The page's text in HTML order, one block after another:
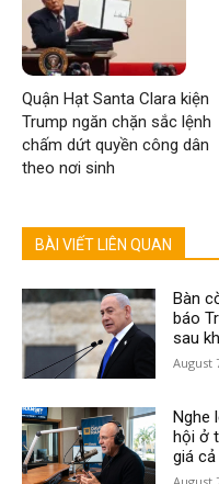
Quận Hạt Santa Clara kiện
Trump ngăn chặn sắc lệnh
chấm dứt quyền công dân
theo nơi sinh
BÀI VIẾT LIÊN QUAN
Bàn
báo
sau
August
Nghe
hội ở
giá